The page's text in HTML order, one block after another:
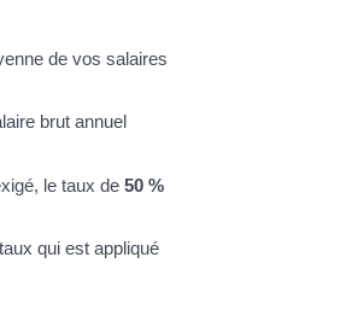
de vos salaires
brut annuel
le taux de 50 %
qui est appliqué